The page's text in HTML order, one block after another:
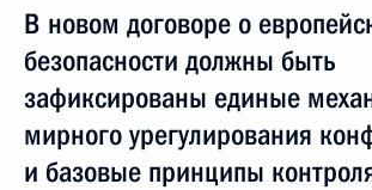
В новом договоре о
безопасности должны быть
зафиксированы единые
мирного урегулирования
и базовые принципы